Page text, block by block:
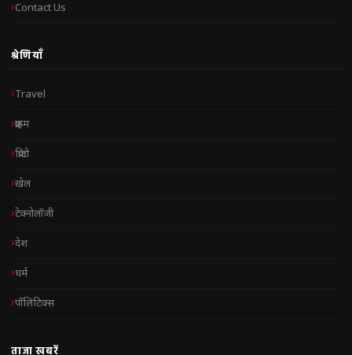
Contact Us
श्रेणियाँ
Travel
क्राइम
क्रिप्टो
खेल
टेक्नोलॉजी
देश
धर्म
पॉलिटिक्स
ताज़ा खबरें